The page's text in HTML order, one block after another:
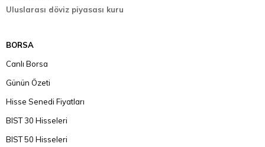
Uluslarası döviz piyasası kuru
BORSA
Canlı Borsa
Günün Özeti
Hisse Senedi Fiyatları
BIST 30 Hisseleri
BIST 50 Hisseleri